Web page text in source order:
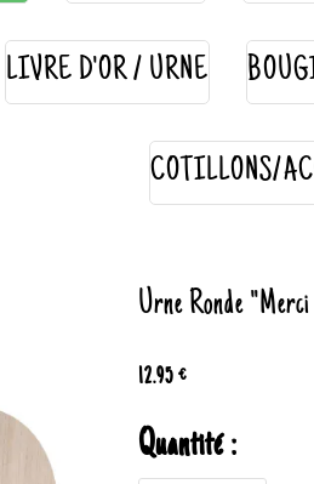
LIVRE D'OR / URNE
COTILLONS/
Urne Ronde
12.95 €
Quantité :